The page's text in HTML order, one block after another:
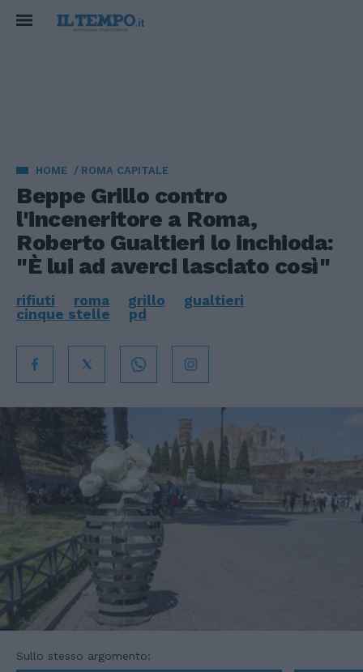
HOME ROMA CAPITALE
Beppe Grillo contro
l'inceneritore a Roma,
Roberto Gualtieri lo inchioda:
"È lui ad averci lasciato così"
rifiuti roma grillo
gualtieri
cinque stelle
pd
Sullo stesso argomento: